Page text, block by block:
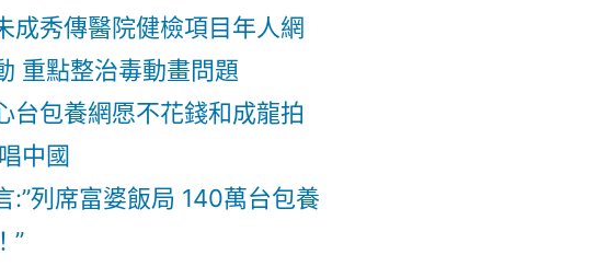
成秀傳醫院健檢項目年人網
重點整治毒動畫問題
台包養網愿不花錢和成龍拍
中國
:”列席富婆飯局 140萬台包養
”